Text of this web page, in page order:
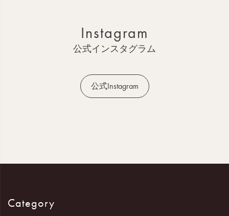
Instagram
公式インスタグラム
公式Instagram
Category